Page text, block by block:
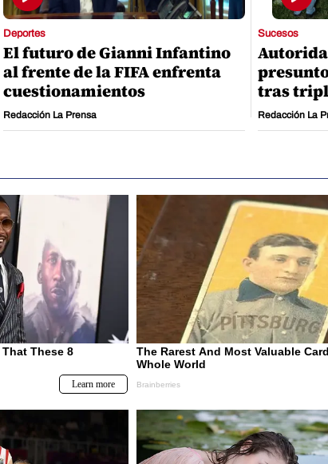
Deportes
El futuro de Gianni Infantino
al frente de la FIFA enfrenta
cuestionamientos
Redacción La Prensa
Sucesos
tras
Redacción La